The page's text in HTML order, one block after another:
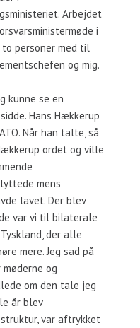
Arbejdet
i
to personer med til
og mig.
kunne se en
Hans Hækkerup
Når han talte, så
ordet og ville
mens
lavet. Der blev
var vi til bilaterale
Tyskland, der alle
mere. Jeg sad på
og
om den tale jeg
år blev
var aftrykket